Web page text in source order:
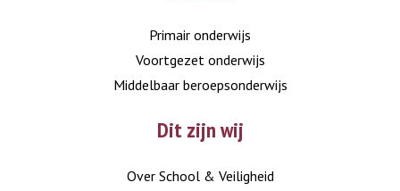
Primair onderwijs
Voortgezet onderwijs
Middelbaar beroepsonderwijs
Dit zijn wij
Over School & Veiligheid